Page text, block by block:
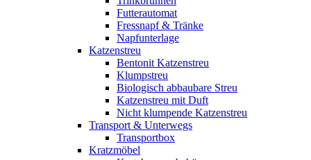
Futterautomat
Fressnapf & Tränke
Napfunterlage
Katzenstreu
Bentonit Katzenstreu
Klumpstreu
Biologisch abbaubare Streu
Katzenstreu mit Duft
Nicht klumpende Katzenstreu
Transport & Unterwegs
Transportbox
Kratzmöbel